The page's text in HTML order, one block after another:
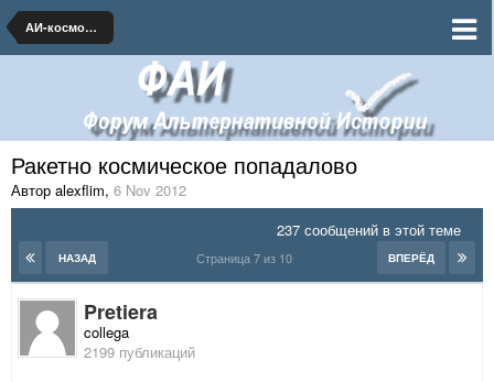
АИ-космонавтика и ракетная техника
Ракетно космическое попадалово
Автор alexflim, 6 Nov 2012
237 сообщений в этой теме
НАЗАД ВПЕРЁД
Страница 7 из 10
Pretiera
collega
2199 публикаций